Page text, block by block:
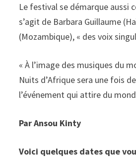
Le festival se démarque aussi
s’agit de Barbara Guillaume
(Mozambique), « des voix
« À l’image des musiques du
Nuits d’Afrique sera une fois
l’événement qui attire du
Par Ansou Kinty
Voici quelques dates que